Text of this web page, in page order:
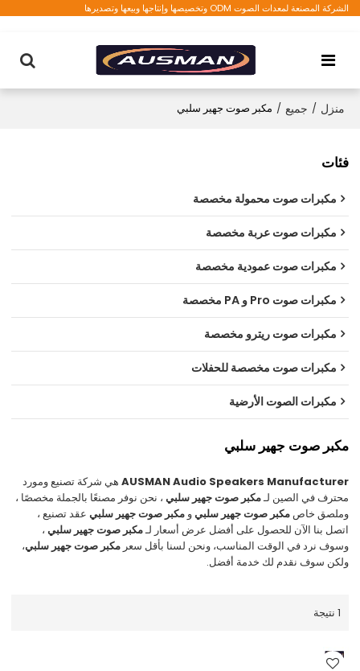
الشركة المصنعة لمعدات الصوت ODM وتخصيصها وإنتاجها وبيعها وتصديرها
منزل / جميع / مكبر صوت جهير سلبي
فئات
مكبرات صوت محمولة مخصصة
مكبرات صوت عربة مخصصة
مكبرات صوت عمودية مخصصة
مكبرات صوت Pro و PA مخصصة
مكبرات صوت ريترو مخصصة
مكبرات صوت مخصصة للحفلات
مكبرات الصوت الأرضية
مكبر صوت جهير سلبي
AUSMAN Audio Speakers Manufacturer هي شركة تصنيع ومورد
محترف في الصين لـمكبر صوت جهير سلبي ، نحن نوفر مصنعًا بالجملة مخصصًا ،
وملصق خاصمكبر صوت جهير سلبيومكبر صوت جهير سلبي عقد تصنيع ،
اتصل بنا الآن للحصول على أفضل عرض أسعار لـمكبر صوت جهير سلبي ،
وسوف نرد في الوقت المناسب، ونحن لسنا بأقل سعرمكبر صوت جهير سلبي،
ولكن سوف نقدم لك خدمة أفضل.
1 نتيجة